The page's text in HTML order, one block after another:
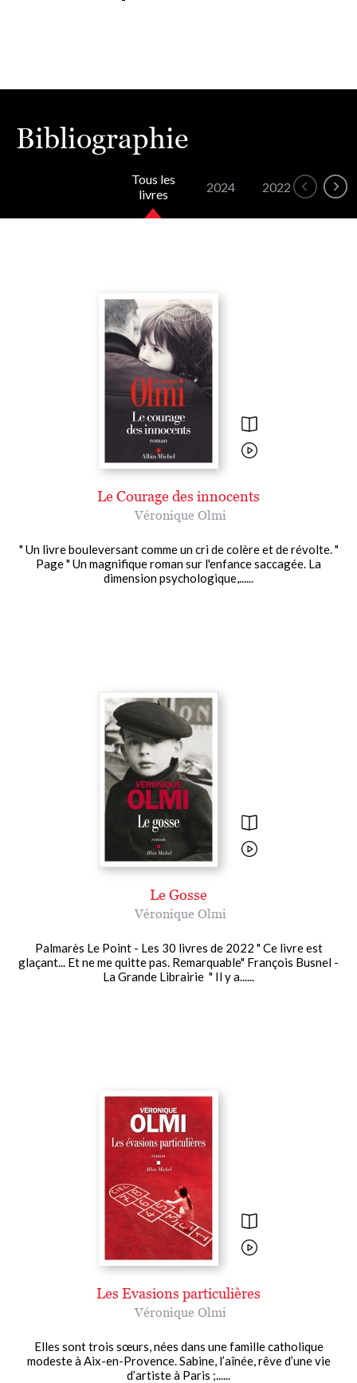
Bibliographie
Tous les
livres
2024 2022 2020
Le Courage des innocents
Véronique Olmi
" Un livre bouleversant comme un cri de colère et de révolte. "
Page " Un magnifique roman sur l'enfance saccagée. La
dimension psychologique,......
Le Gosse
Véronique Olmi
Palmarès Le Point - Les 30 livres de 2022 " Ce livre est
glaçant... Et ne me quitte pas. Remarquable" François Busnel -
La Grande Librairie " Il y a......
Les Evasions particulières
Véronique Olmi
Elles sont trois sœurs, nées dans une famille catholique
modeste à Aix-en-Provence. Sabine, l’aînée, rêve d’une vie
d’artiste à Paris ;......